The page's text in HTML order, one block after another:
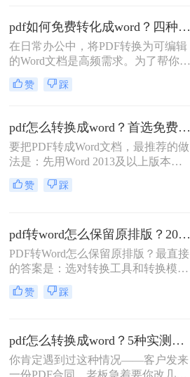
为了帮你快速选出最适合自己的转换
方式，下表汇总了四种主流免费方法
的核心差异：
pdf如何免费转化成word？四种方法对比与实操指南（附详细表格）
在日常办公中，将PDF转换为可编辑
的Word文档是高频需求。为了帮你快
速选出最适合自己的方案，下表汇总
了四种主流免费方法的核心差异：
赞 踩
pdf怎么转换成word？首选免费工具，复杂文件再上专业软件！
要把PDF转成Word文档，最推荐的做
法是：先用Word 2013及以上版本直
接打开PDF（免费、无损）、再用
Google Drive在线转换（免费、云
底。
赞 踩
pdf转word怎么保留原排版？2026最新实测，这5种方法从免费到专业全搞定！
PDF转Word怎么保留原排版？最直接
的答案是：选对转换工具和转换模式
——可编辑PDF优先用Word直接打开
或专业转换软件的“排版优先”模式，
排版错乱、表格移位、字体变样等问
题的核心原则。
赞 踩
pdf怎么转换成word？5种实测方法，从免费到专业全攻略！
你肯定遇到过这种情况——客户发来
一份PDF合同，老板急着要你改几个